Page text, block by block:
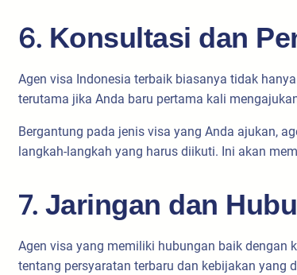
6. Konsultasi dan
Agen visa Indonesia terbaik biasanya tidak
terutama jika Anda baru pertama kali
Bergantung pada jenis visa yang Anda ajukan,
langkah-langkah yang harus diikuti. Ini akan
7. Jaringan dan
Agen visa yang memiliki hubungan baik dengan
tentang persyaratan terbaru dan kebijakan yang